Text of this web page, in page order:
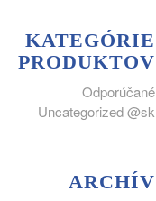
KATEGÓRIE
PRODUKTOV
Odporúčané
Uncategorized @sk
ARCHÍV